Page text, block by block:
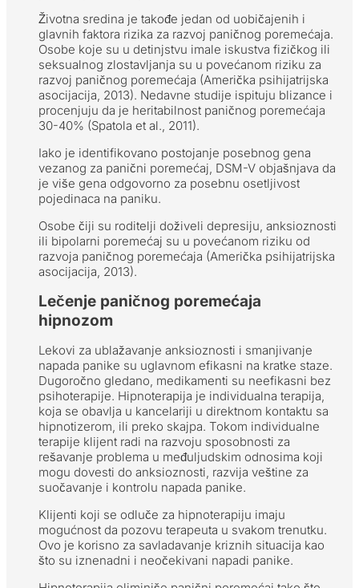
Životna sredina je takođe jedan od uobičajenih i
glavnih faktora rizika za razvoj paničnog poremećaja.
Osobe koje su u detinjstvu imale iskustva fizičkog ili
seksualnog zlostavljanja su u povećanom riziku za
razvoj paničnog poremećaja (Američka psihijatrijska
asocijacija, 2013). Nedavne studije ispituju blizance i
procenjuju da je heritabilnost paničnog poremećaja
30-40% (Spatola et al., 2011).
Iako je identifikovano postojanje posebnog gena
vezanog za panični poremećaj, DSM-V objašnjava da
je više gena odgovorno za posebnu osetljivost
pojedinaca na paniku.
Osobe čiji su roditelji doživeli depresiju, anksioznosti
ili bipolarni poremećaj su u povećanom riziku od
razvoja paničnog poremećaja (Američka psihijatrijska
asocijacija, 2013).
Lečenje paničnog poremećaja
hipnozom
Lekovi za ublažavanje anksioznosti i smanjivanje
napada panike su uglavnom efikasni na kratke staze.
Dugoročno gledano, medikamenti su neefikasni bez
psihoterapije. Hipnoterapija je individualna terapija,
koja se obavlja u kancelariji u direktnom kontaktu sa
hipnotizerom, ili preko skajpa. Tokom individualne
terapije klijent radi na razvoju sposobnosti za
rešavanje problema u međuljudskim odnosima koji
mogu dovesti do anksioznosti, razvija veštine za
suočavanje i kontrolu napada panike.
Klijenti koji se odluče za hipnoterapiju imaju
mogućnost da pozovu terapeuta u svakom trenutku.
Ovo je korisno za savladavanje kriznih situacija kao
što su iznenadni i neočekivani napadi panike.